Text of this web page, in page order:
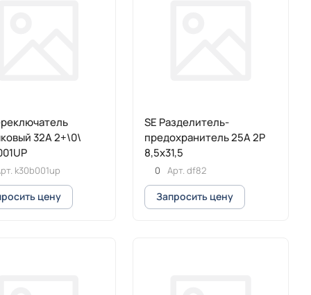
32А 2+\0\
k30b001up
цену
SE Разделитель-
предохранитель 25A 2Р
8,5х31,5
0 Арт.df82
Запросить цену